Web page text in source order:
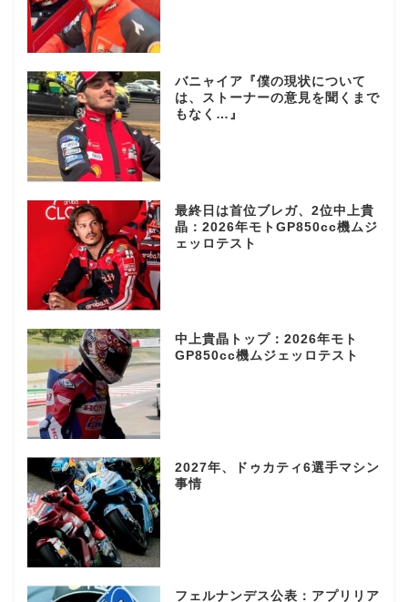
バニャイア『僕の現状について
は、ストーナーの意見を聞くまで
もなく…』
最終日は首位ブレガ、2位中上貴
晶：2026年モトGP850cc機ムジ
ェッロテスト
中上貴晶トップ：2026年モト
GP850cc機ムジェッロテスト
2027年、ドゥカティ6選手マシン
事情
フェルナンデス公表：アプリリア